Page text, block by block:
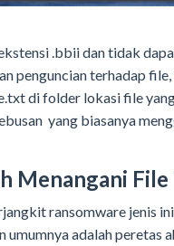
.bbii dan tidak
penguncian terhadap
di folder lokasi file
yang biasanya
Menangani
ransomware jenis
umumnya adalah peretas